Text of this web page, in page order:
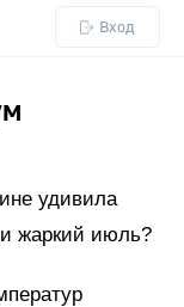
Вход
удивила
жаркий июль?